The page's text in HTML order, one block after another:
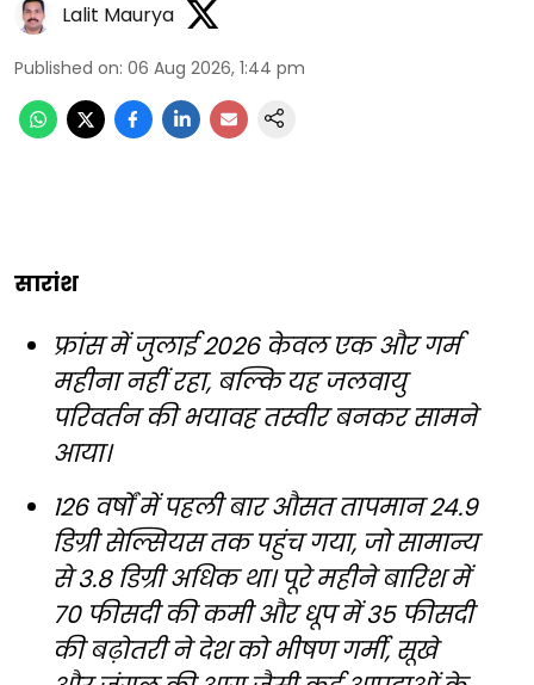
Lalit Maurya
Published on: 06 Aug 2026, 1:44 pm
सारांश
फ्रांस में जुलाई 2026 केवल एक और गर्म
महीना नहीं रहा, बल्कि यह जलवायु
परिवर्तन की भयावह तस्वीर बनकर सामने
आया।
126 वर्षों में पहली बार औसत तापमान 24.9
डिग्री सेल्सियस तक पहुंच गया, जो सामान्य
से 3.8 डिग्री अधिक था। पूरे महीने बारिश में
70 फीसदी की कमी और धूप में 35 फीसदी
की बढ़ोतरी ने देश को भीषण गर्मी, सूखे